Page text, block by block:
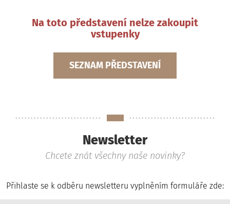
Na toto představení nelze zakoupit
vstupenky
SEZNAM PŘEDSTAVENÍ
Newsletter
Chcete znát všechny naše novinky?
Přihlaste se k odběru newsletteru vyplněním formuláře zde: